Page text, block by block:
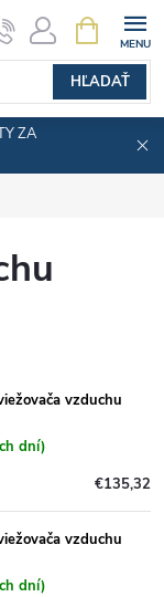
HĽADAŤ
KOŠÍK
ZA
vzduchu
dní)
€135,32
vzduchu
dní)